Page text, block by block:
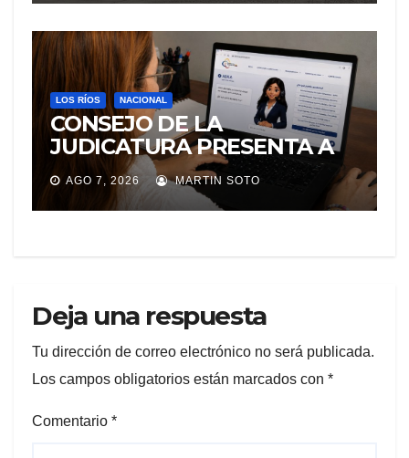
LOS RÍOS NACIONAL
CONSEJO DE LA
JUDICATURA PRESENTA A
«Adila», LA ASISTENTE
VIRTUAL QUE ORIENTA A LA
CIUDADANÍA SOBRE
AGO 7, 2026 MARTIN SOTO
Deja una respuesta
Tu dirección de correo electrónico no será publicada.
Los campos obligatorios están marcados con *
Comentario *